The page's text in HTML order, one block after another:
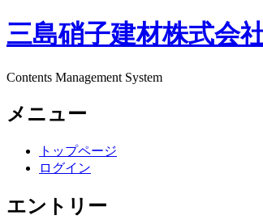
三島硝子建材株式会
Contents Management System
メニュー
トップページ
ログイン
エントリー